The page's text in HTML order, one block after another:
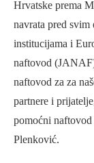
Hrvatske prema
navrata pred svim
institucijama i
naftovod
naftovod za za
partnere i
pomoćni
Plenković.